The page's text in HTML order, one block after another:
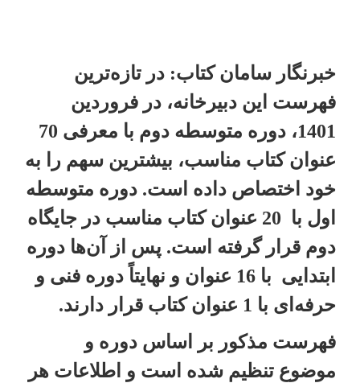
خبرنگار سامان کتاب: در تازه‌ترین
فهرست این دبیرخانه، در فروردین
1401، دوره متوسطه دوم با معرفی 70
عنوان کتاب مناسب، بیشترین سهم را به
خود اختصاص داده است. دوره متوسطه
اول با 20 عنوان کتاب مناسب در جایگاه
دوم قرار گرفته است. پس از آن‌ها دوره
ابتدایی با 16 عنوان و نهایتاً دوره فنی و
حرفه‌ای با 1 عنوان کتاب
قرار دارند.
فهرست مذکور بر اساس دوره و
موضوع تنظیم شده است و اطلاعات هر